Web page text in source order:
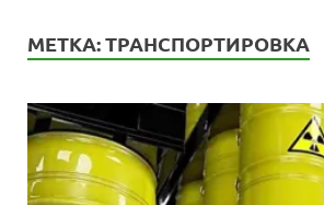
МЕТКА:ТРАНСПОРТИРОВКА